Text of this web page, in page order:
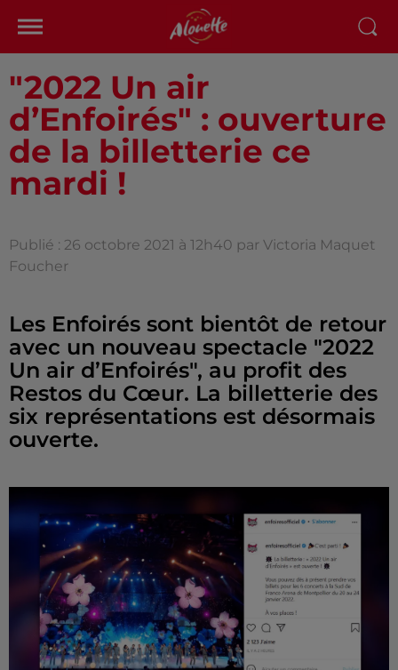
"2022 Un air
d’Enfoirés" : ouverture
de la billetterie ce
mardi !
Publié : 26 octobre 2021 à 12h40 par Victoria Maquet
Foucher
Les Enfoirés sont bientôt de retour
avec un nouveau spectacle "2022
Un air d’Enfoirés", au profit des
Restos du Cœur. La billetterie des
six représentations est désormais
ouverte.